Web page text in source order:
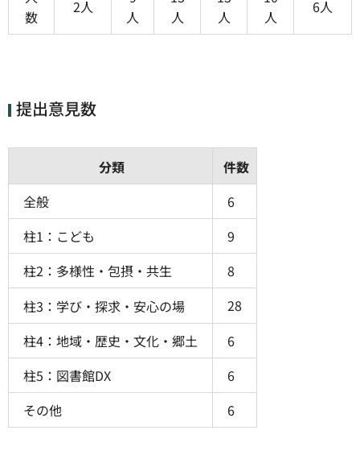
数
2人
人
人
人
人
6人
提出意見数
分類
件数
全般
6
柱1：こども
9
柱2：多様性・包摂・共生
8
柱3：学び・探求・安心の場
28
柱4：地域・歴史・文化・郷土
6
柱5：図書館DX
6
その他
6